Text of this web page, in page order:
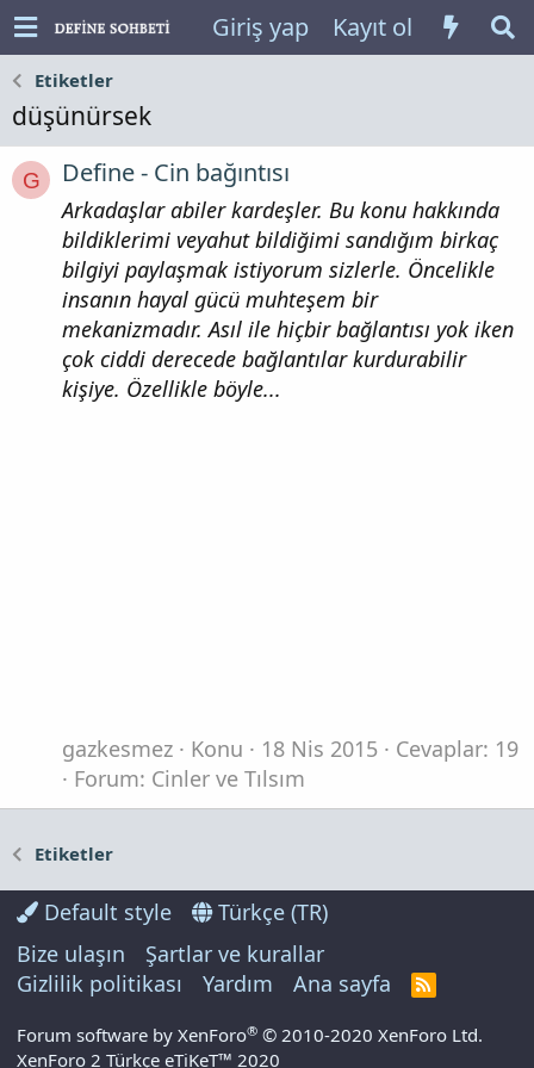
Giriş yap Kayıt ol
Etiketler
düşünürsek
G Define - Cin bağıntısı
Arkadaşlar abiler kardeşler. Bu konu hakkında
bildiklerimi veyahut bildiğimi sandığım birkaç
bilgiyi paylaşmak istiyorum sizlerle. Öncelikle
insanın hayal gücü muhteşem bir
mekanizmadır. Asıl ile hiçbir bağlantısı yok iken
çok ciddi derecede bağlantılar kurdurabilir
kişiye. Özellikle böyle...
gazkesmez Konu 18 Nis 2015
Cevaplar: 19
Forum: Cinler ve Tılsım
Etiketler
Default style
Türkçe (TR)
Bize ulaşın
Şartlar ve kurallar
Gizlilik politikası
Yardım Ana sayfa
R
S
Forum software by XenForo® © 2010-2020 XenForo Ltd.
XenForo 2 Türkçe eTiKeT™ 2020